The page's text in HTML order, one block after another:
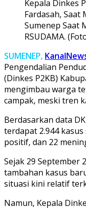
Kepala Dinkes
Fardasah, Saat
Sumenep Saat
RSUDAMA.
SUMENEP,
Pengendalian
(Dinkes P2KB)
mengimbau warga
campak, meski tren
Berdasarkan data
terdapat 2.944
positif, dan 22
Sejak 29 September
tambahan kasus
situasi kini relatif
Namun, Kepala